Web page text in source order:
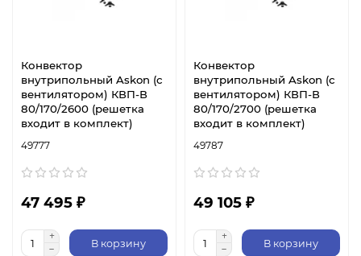
Конвектор
внутрипольный Askon (с
вентилятором) КВП-В
80/170/2600 (решетка
входит в комплект)
49777
47 495 ₽
В корзину
Конвектор
внутрипольный Askon (с
вентилятором) КВП-В
80/170/2700 (решетка
входит в комплект)
49787
49 105 ₽
В корзину